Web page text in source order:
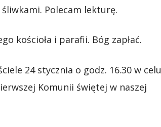
Polecam lekturę.
kościoła i parafii. Bóg zapłać.
24 stycznia o godz. 16.30 w celu
Komunii świętej w naszej